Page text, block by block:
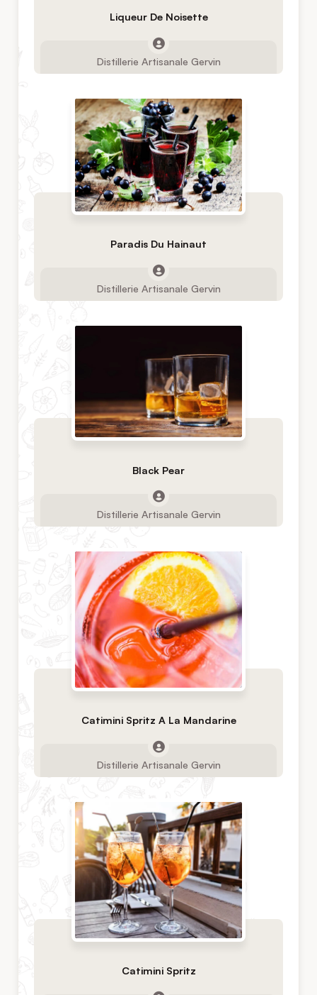
Liqueur De Noisette
Distillerie Artisanale Gervin
Paradis Du Hainaut
Distillerie Artisanale Gervin
Black Pear
Distillerie Artisanale Gervin
Catimini Spritz A La Mandarine
Distillerie Artisanale Gervin
Catimini Spritz